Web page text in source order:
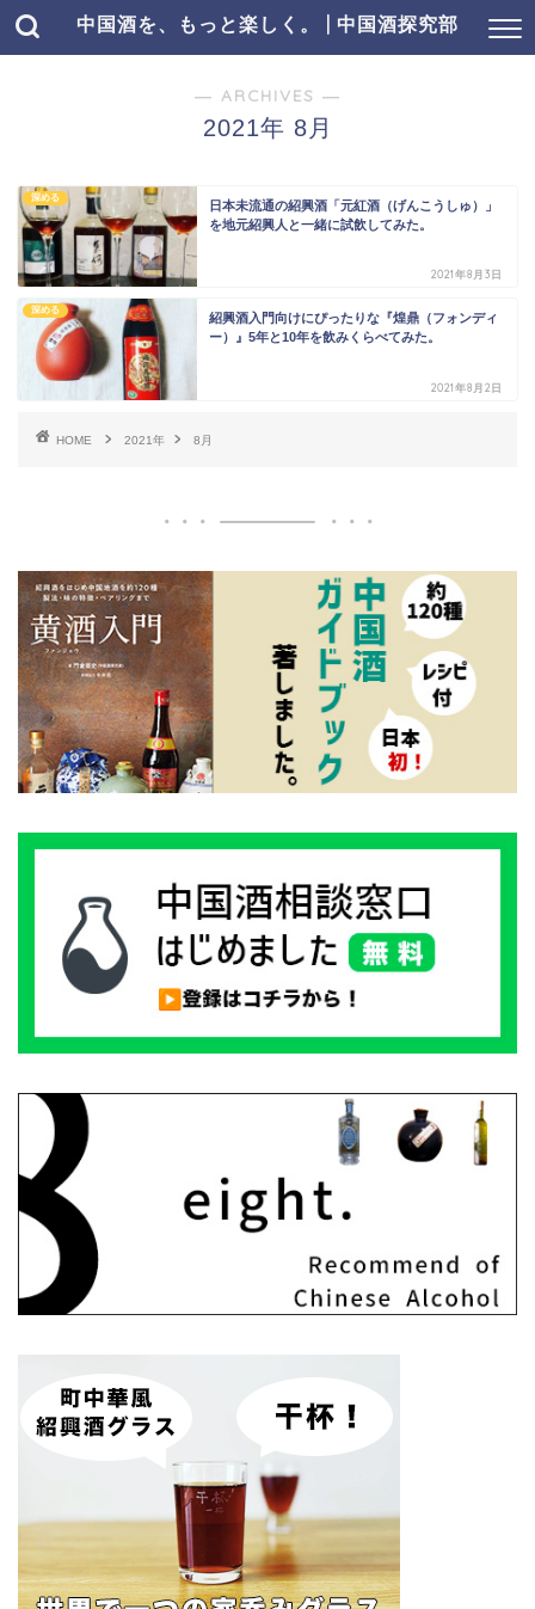
中国酒を、もっと楽しく。 | 中国酒探究部
― ARCHIVES ―
2021年 8月
深める
日本未流通の紹興酒「元紅酒（げんこうしゅ）」
を地元紹興人と一緒に試飲してみた。
2021年8月3日
深める
紹興酒入門向けにぴったりな『煌鼎（フォンディ
ー）』5年と10年を飲みくらべてみた。
2021年8月2日
HOME 2021年 8月